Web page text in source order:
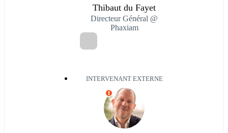
Thibaut du Fayet
Directeur Général @
Phaxiam
INTERVENANT EXTERNE
I